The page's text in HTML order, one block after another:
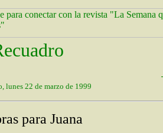
lunes 22 de marzo de 1999
para Juana